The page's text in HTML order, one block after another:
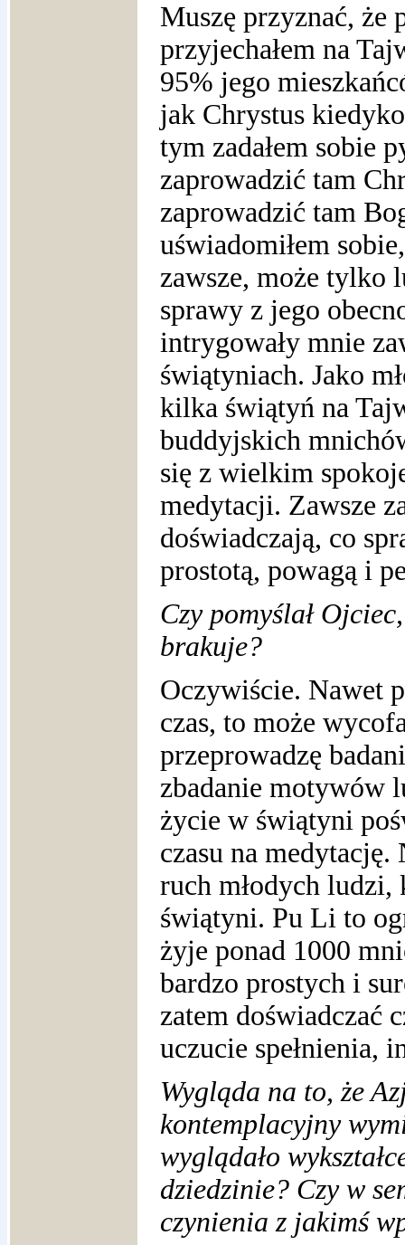
Muszę przyznać, że
przyjechałem na
95% jego
jak Chrystus
tym zadałem sobie
zaprowadzić tam
zaprowadzić tam
uświadomiłem
zawsze, może tylko
sprawy z jego
intrygowały mnie
świątyniach. Jako
kilka świątyń na
buddyjskich
się z wielkim
medytacji. Zawsze
doświadczają, co
prostotą, powagą i
Czy pomyślał
brakuje?
Oczywiście. Nawet
czas, to może
przeprowadzę
zbadanie motywów
życie w świątyni
czasu na
ruch młodych ludzi,
świątyni. Pu Li to
żyje ponad 1000
bardzo prostych i
zatem doświadczać
uczucie spełnienia,
Wygląda na to, że
kontemplacyjny
wyglądało
dziedzinie? Czy w
czynienia z jakimś